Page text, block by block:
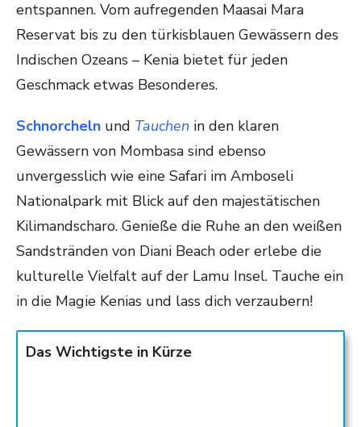
entspannen. Vom aufregenden Maasai Mara
Reservat bis zu den türkisblauen Gewässern des
Indischen Ozeans – Kenia bietet für jeden
Geschmack etwas Besonderes.
Schnorcheln und Tauchen in den klaren
Gewässern von Mombasa sind ebenso
unvergesslich wie eine Safari im Amboseli
Nationalpark mit Blick auf den majestätischen
Kilimandscharo. Genieße die Ruhe an den weißen
Sandstränden von Diani Beach oder erlebe die
kulturelle Vielfalt auf der Lamu Insel. Tauche ein
in die Magie Kenias und lass dich verzaubern!
Das Wichtigste in Kürze